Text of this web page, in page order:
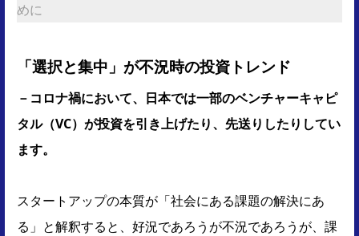
めに
「選択と集中」が不況時の投資トレンド
－コロナ禍において、日本では一部のベンチャーキャピ
タル（VC）が投資を引き上げたり、先送りしたりしてい
ます。
スタートアップの本質が「社会にある課題の解決にあ
る」と解釈すると、好況であろうが不況であろうが、課